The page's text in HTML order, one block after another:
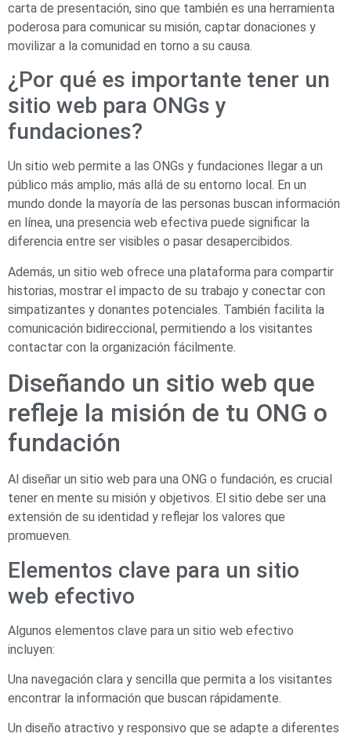
carta de presentación, sino que también es una herramienta
poderosa para comunicar su misión, captar donaciones y
movilizar a la comunidad en torno a su causa.
¿Por qué es importante tener un
sitio web para ONGs y
fundaciones?
Un sitio web permite a las ONGs y fundaciones llegar a un
público más amplio, más allá de su entorno local. En un
mundo donde la mayoría de las personas buscan información
en línea, una presencia web efectiva puede significar la
diferencia entre ser visibles o pasar desapercibidos.
Además, un sitio web ofrece una plataforma para compartir
historias, mostrar el impacto de su trabajo y conectar con
simpatizantes y donantes potenciales. También facilita la
comunicación bidireccional, permitiendo a los visitantes
contactar con la organización fácilmente.
Diseñando un sitio web que
refleje la misión de tu ONG o
fundación
Al diseñar un sitio web para una ONG o fundación, es crucial
tener en mente su misión y objetivos. El sitio debe ser una
extensión de su identidad y reflejar los valores que
promueven.
Elementos clave para un sitio
web efectivo
Algunos elementos clave para un sitio web efectivo
incluyen:
Una navegación clara y sencilla que permita a los visitantes
encontrar la información que buscan rápidamente.
Un diseño atractivo y responsivo que se adapte a diferentes